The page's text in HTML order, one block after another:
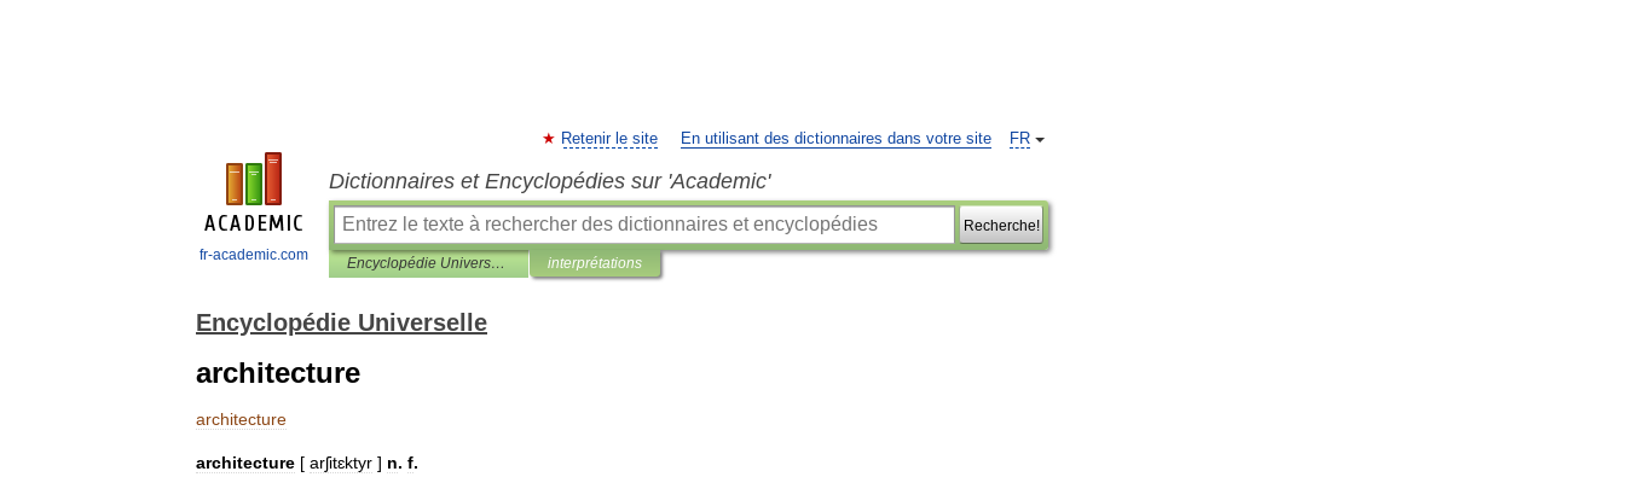
fr-academic.com
FR
Retenir le site En utilisant des dictionnaires dans votre site
Dictionnaires et Encyclopédies sur 'Academic'
Recherche!
Encyclopédie Universelle interprétations
Encyclopédie Universelle
architecture
architecture
architecture [ arʃitɛktyr ] n. f.